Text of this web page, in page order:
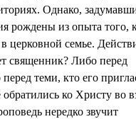
Однако,
рождены из опыта того,
церковной семье.
священник? Либо перед
теми, кто его
ко Христу во
нередко звучит